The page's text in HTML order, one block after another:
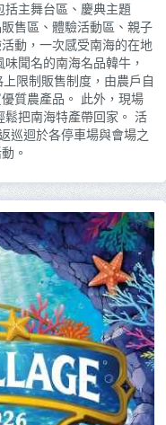
括主舞台區、慶典主題
售區、體驗活動區、親子
動，一次感受南海的在地
聞名的南海名品韓牛，
限制販售制度，由農戶自
質農產品。 此外，現場
把南海特產帶回家。 活
巡迴於各停車場與會場之
。